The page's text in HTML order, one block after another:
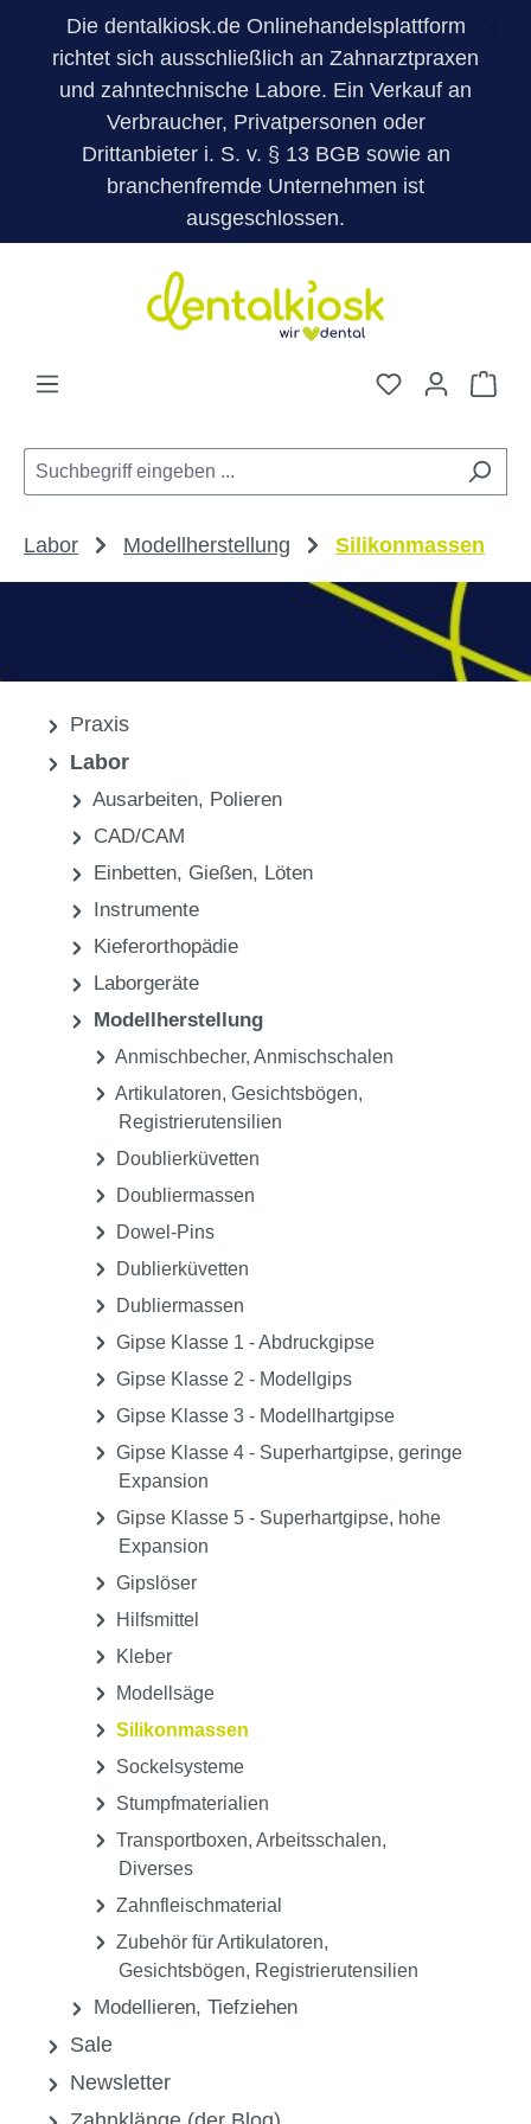
Die dentalkiosk.de Onlinehandelsplattform
richtet sich ausschließlich an Zahnarztpraxen
und zahntechnische Labore. Ein Verkauf an
Verbraucher, Privatpersonen oder
Drittanbieter i. S. v. § 13 BGB sowie an
branchenfremde Unternehmen ist
ausgeschlossen.
Zum Hauptinhalt springen
Du hast 0
Labor Modellherstellung Silikonmassen
Praxis
Labor
Ausarbeiten, Polieren
CAD/CAM
Einbetten, Gießen, Löten
Instrumente
Kieferorthopädie
Laborgeräte
Modellherstellung
Anmischbecher, Anmischschalen
Artikulatoren, Gesichtsbögen,
Registrierutensilien
Doublierküvetten
Doubliermassen
Dowel-Pins
Dublierküvetten
Dubliermassen
Gipse Klasse 1 - Abdruckgipse
Gipse Klasse 2 - Modellgips
Gipse Klasse 3 - Modellhartgipse
Gipse Klasse 4 - Superhartgipse, geringe
Expansion
Gipse Klasse 5 - Superhartgipse, hohe
Expansion
Gipslöser
Hilfsmittel
Kleber
Modellsäge
Silikonmassen
Sockelsysteme
Stumpfmaterialien
Transportboxen, Arbeitsschalen,
Diverses
Zahnfleischmaterial
Zubehör für Artikulatoren,
Gesichtsbögen, Registrierutensilien
Modellieren, Tiefziehen
Sale
Newsletter